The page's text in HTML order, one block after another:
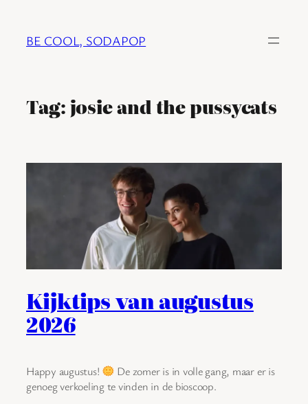
BE COOL, SODAPOP
Tag:josie and the pussycats
Kijktips van augustus
2026
Happy augustus!
De zomer is in volle gang, maar er is
genoeg verkoeling te vinden in de bioscoop.